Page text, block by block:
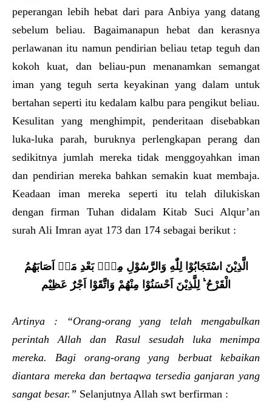
peperangan lebih hebat dari para Anbiya yang datang
sebelum beliau. Bagaimanapun hebat dan kerasnya
perlawanan itu namun pendirian beliau tetap teguh dan
kokoh kuat, dan beliau-pun menanamkan semangat
iman yang teguh serta keyakinan yang dalam untuk
bertahan seperti itu kedalam kalbu para pengikut beliau.
Kesulitan yang menghimpit, penderitaan disebabkan
luka-luka parah, buruknya perlengkapan perang dan
sedikitnya jumlah mereka tidak menggoyahkan iman
dan pendirian mereka bahkan semakin kuat membaja.
Keadaan iman mereka seperti itu telah dilukiskan
dengan firman Tuhan didalam Kitab Suci Alqur’an
surah Ali Imran ayat 173 dan 174 sebagai berikut :
الَّذِيْنَ اسْتَجَابُوْا لِلّٰهِ وَالرَّسُوْلِ مِنْ بَعْدِ مَاۤ اَصَابَهُمُ
الْقَرْحُ لِلَّذِيْنَ اَحْسَنُوْا مِنْهُمْ وَاتَّقَوْا اَجْرٌ عَظِيْم
Artinya : “Orang-orang yang telah mengabulkan
perintah Allah dan Rasul sesudah luka menimpa
mereka. Bagi orang-orang yang berbuat kebaikan
diantara mereka dan bertaqwa tersedia ganjaran yang
sangat besar.” Selanjutnya Allah swt berfirman :